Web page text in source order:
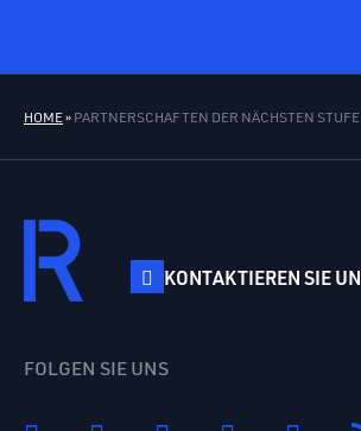
HOME» PARTNERSCHAFTEN DER NÄCHSTEN STUFE
KONTAKTIEREN SIE
FOLGEN SIE UNS